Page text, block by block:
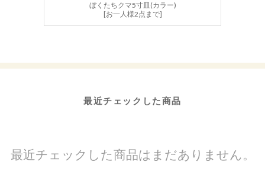
ぼくたちクマ5寸皿(カラー)
[お一人様2点まで]
最近チェックした商品
最近チェックした商品はまだありません。